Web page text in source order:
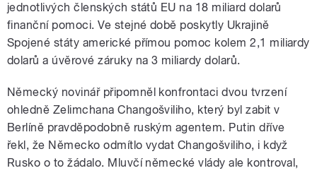
jednotlivých členských států EU na 18 miliard dolarů
finanční pomoci. Ve stejné době poskytly Ukrajině
Spojené státy americké přímou pomoc kolem 2,1 miliardy
dolarů a úvěrové záruky na 3 miliardy dolarů.
Německý novinář připomněl konfrontaci dvou tvrzení
ohledně Zelimchana Changošviliho, který byl zabit v
Berlíně pravděpodobně ruským agentem. Putin dříve
řekl, že Německo odmítlo vydat Changošviliho, i když
Rusko o to žádalo. Mluvčí německé vlády ale kontroval,